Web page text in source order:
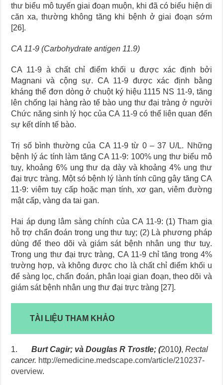
thư biểu mô tuyến giai đoạn muộn, khi đã có biểu hiện di
căn xa, thường không tăng khi bệnh ở giai đoạn sớm
[26].
CA 11-9 (Carbohydrate antigen 11.9)
CA 11-9 à chất chỉ điểm khối u được xác định bởi
Magnani và cộng sự. CA 11-9 được xác định bằng
kháng thể đơn dòng ở chuột ký hiệu 1115 NS 11-9, tăng
lên chống lại hàng rào tế bào ung thư đại tràng ở người
Chức năng sinh lý học của CA 11-9 có thể liên quan đến
sự kết dính tế bào.
Trị số bình thường của CA 11-9 từ 0 – 37 U/L. Những
bệnh lý ác tính làm tăng CA 11-9: 100% ung thư biểu mô
tuỵ, khoảng 6% ung thư dạ dày và khoảng 4% ung thư
đại trực tràng. Một só bệnh lý lành tính cũng gây tăng CA
11-9: viêm tuỵ cấp hoặc mạn tính, xơ gan, viêm đường
mật cấp, vàng da tai gan.
Hai áp dụng lâm sàng chính của CA 11-9: (1) Tham gia
hỗ trợ chẩn đoán trong ung thư tuỵ; (2) Là phương pháp
dùng để theo dõi và giám sát bệnh nhân ung thư tuỵ.
Trong ung thư đại trực tràng, CA 11-9 chỉ tăng trong 4%
trường hợp, và không được cho là chất chỉ điểm khối u
để sàng lọc, chẩn đoán, phân loại gian đoạn, theo dõi và
giám sát bệnh nhân ung thư đại trực tràng [27].
TÀI LIỆU THAM KHẢO
1.Burt Cagir; và Douglas R Trostle; (2010),Rectal
cancer. http://emedicine.medscape.com/article/210237-
overview.